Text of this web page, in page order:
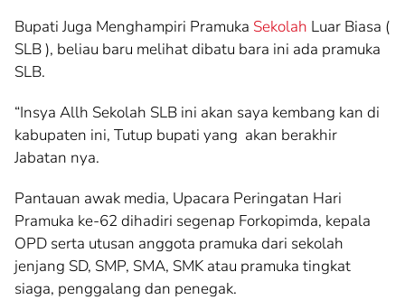
Bupati Juga Menghampiri Pramuka Sekolah Luar Biasa (
SLB ), beliau baru melihat dibatu bara ini ada pramuka
SLB.
“Insya Allh Sekolah SLB ini akan saya kembang kan di
kabupaten ini, Tutup bupati yang akan berakhir
Jabatan nya.
Pantauan awak media, Upacara Peringatan Hari
Pramuka ke-62 dihadiri segenap Forkopimda, kepala
OPD serta utusan anggota pramuka dari sekolah
jenjang SD, SMP, SMA, SMK atau pramuka tingkat
siaga, penggalang dan penegak.